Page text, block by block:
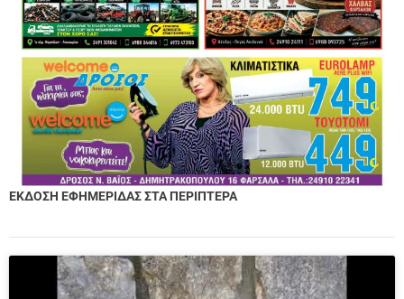
ΕΚΔΟΣΗ ΕΦΗΜΕΡΙΔΑΣ ΣΤΑ ΠΕΡΙΠΤΕΡΑ